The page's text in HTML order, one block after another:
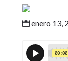
enero 13,